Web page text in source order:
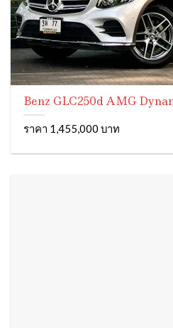
Benz GLC250d AMG
ราคา 1,455,000 บาท